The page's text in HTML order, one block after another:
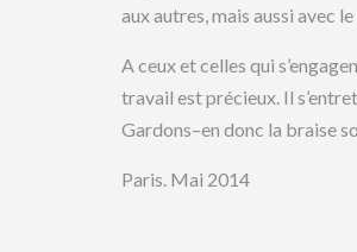
aux autres, mais aussi avec
A ceux et celles qui
travail est précieux. Il
Gardons–en donc la braise
Paris. Mai 2014